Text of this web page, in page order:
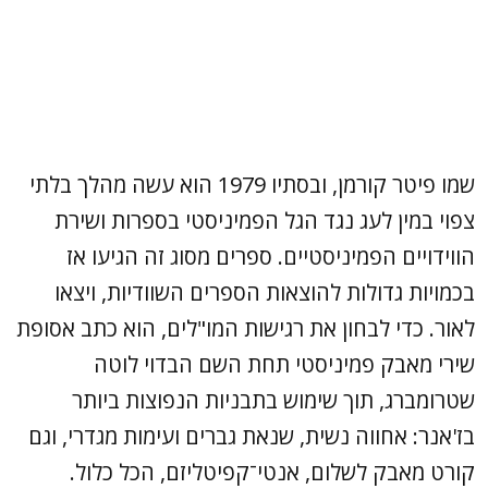
שמו פיטר קורמן, ובסתיו 1979 הוא עשה מהלך בלתי
צפוי במין לעג נגד הגל הפמיניסטי בספרות ושירת
הווידויים הפמיניסטיים. ספרים מסוג זה הגיעו אז
בכמויות גדולות להוצאות הספרים השוודיות, ויצאו
לאור. כדי לבחון את רגישות המו"לים, הוא כתב אסופת
שירי מאבק פמיניסטי תחת השם הבדוי לוטה
שטרומברג, תוך שימוש בתבניות הנפוצות ביותר
בז'אנר: אחווה נשית, שנאת גברים ועימות מגדרי, וגם
קורט מאבק לשלום, אנטי־קפיטליזם, הכל כלול.